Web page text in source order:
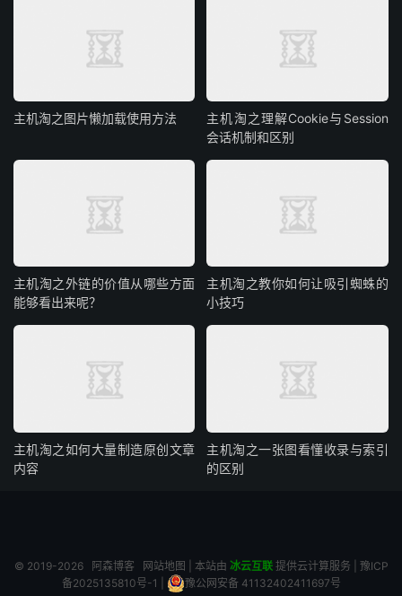
主机淘之图片懒加载使用方法
主机淘之理解Cookie与Session
会话机制和区别
主机淘之外链的价值从哪些方面
能够看出来呢？
主机淘之教你如何让吸引蜘蛛的
小技巧
主机淘之如何大量制造原创文章
内容
主机淘之一张图看懂收录与索引
的区别
© 2019-2026 阿森博客 网站地图 | 本站由 冰云互联提供云计算服务 | 豫ICP
备2025135810号-1
豫公网安备 41132402411697号